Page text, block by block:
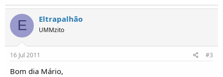
E Eltrapalhão
UMMzito
16 Jul 2011 #3
Bom dia Mário,